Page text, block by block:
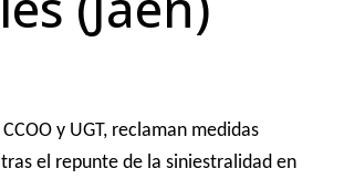
y UGT, reclaman medidas
el repunte de la siniestralidad en